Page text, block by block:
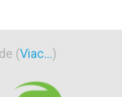
(Viac...)